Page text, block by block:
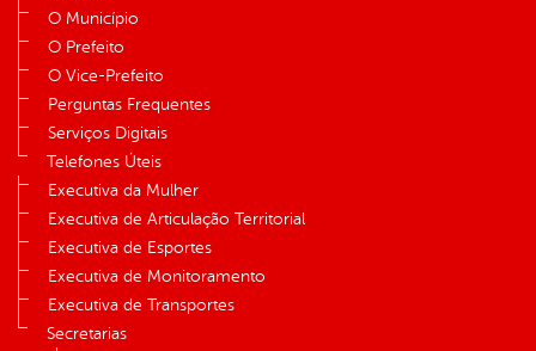
O Município
O Prefeito
O Vice-Prefeito
Perguntas Frequentes
Serviços Digitais
Telefones Úteis
Executiva da Mulher
Executiva de Articulação Territorial
Executiva de Esportes
Executiva de Monitoramento
Executiva de Transportes
Secretarias